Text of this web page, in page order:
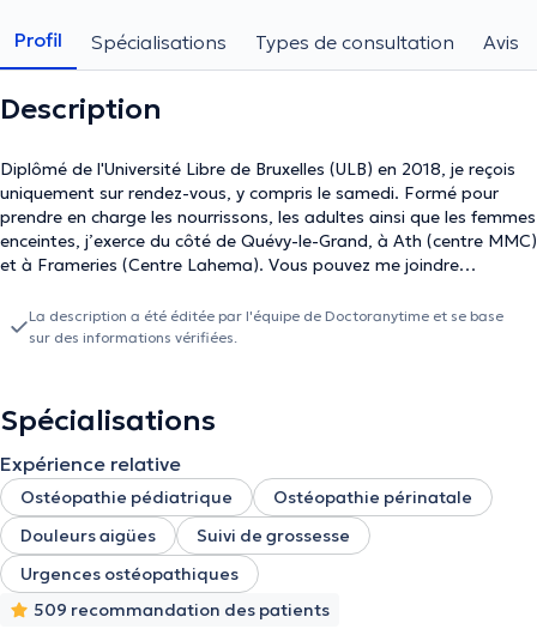
Profil Spécialisations Types de consultation Avis
Description
Diplômé de l'Université Libre de Bruxelles (ULB) en 2018, je reçois
uniquement sur rendez-vous, y compris le samedi. Formé pour
prendre en charge les nourrissons, les adultes ainsi que les femmes
enceintes, j’exerce du côté de Quévy-le-Grand, à Ath (centre MMC)
et à Frameries (Centre Lahema). Vous pouvez me joindre
pour toutes questions. Des plages horaires sont prévues pour les
prises en charge en urgence! NB : Toute consultation non honorée
La description a été éditée par l'équipe de Doctoranytime et se base
sur des informations vérifiées.
Spécialisations
Expérience relative
Ostéopathie pédiatrique
Ostéopathie périnatale
Douleurs aigües
Suivi de grossesse
Urgences ostéopathiques
509 recommandation des patients